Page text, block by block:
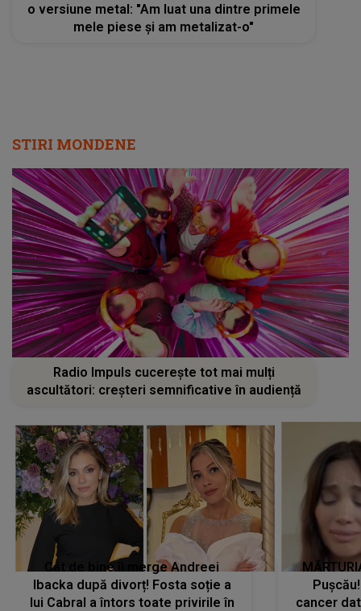
o versiune metal: "Am luat una dintre primele
mele piese și am metalizat-o"
STIRI MONDENE
Radio Impuls cucerește tot mai mulți
ascultători: creșteri semnificative în audiență
Cât de bine îi merge Andreei
Ibacka după divorț! Fosta soție a
lui Cabral a întors toate privirile în
cancer